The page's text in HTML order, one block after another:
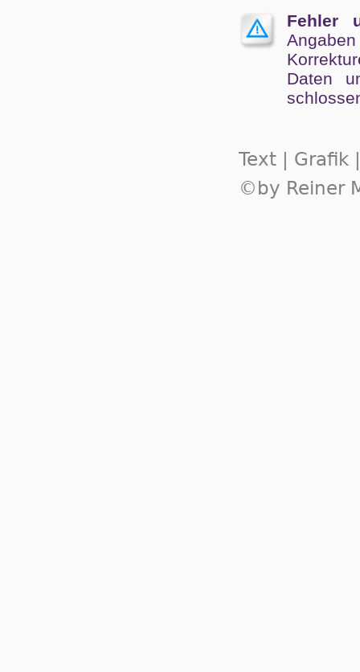
Fehler
Angaben
Da­ten
Text | Grafik
©by Reiner